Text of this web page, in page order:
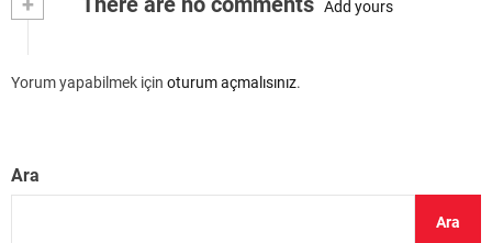
Add yours
Yorum yapabilmek için oturum açmalısınız.
Ara
Ara